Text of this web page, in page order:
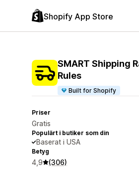
Shopify App Store
SMART Shipping
Rules
Built for Shopify
Priser
Gratis
Populärt i butiker som din
Baserat i USA
Betyg
4,9 (306)